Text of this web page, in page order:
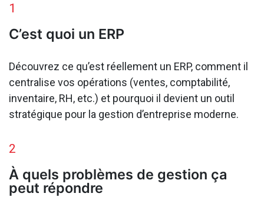
1
C’est quoi un ERP
Découvrez ce qu’est réellement un ERP, comment il
centralise vos opérations (ventes, comptabilité,
inventaire, RH, etc.) et pourquoi il devient un outil
stratégique pour la gestion d’entreprise moderne.
2
À quels problèmes de gestion ça
peut répondre